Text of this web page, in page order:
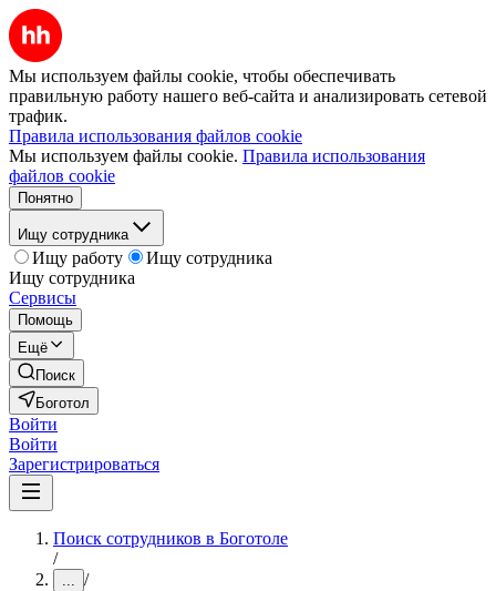
Мы используем файлы cookie, чтобы обеспечивать
правильную работу нашего веб-сайта и анализировать сетевой
трафик.
Правила использования файлов cookie
Мы используем файлы cookie. Правила использования
файлов cookie
Понятно
Ищу сотрудника
Ищу работу
Ищу сотрудника
Ищу сотрудника
Сервисы
Помощь
Ещё
Поиск
Боготол
Войти
Войти
Зарегистрироваться
Поиск сотрудников в Боготоле
/
... /